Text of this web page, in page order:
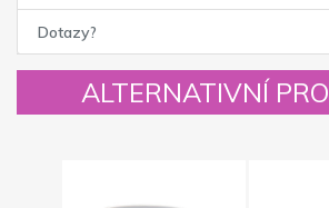
Dotazy?
ALTERNATIVNÍ